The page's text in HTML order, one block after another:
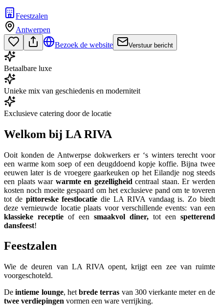
Feestzalen
Antwerpen
Bezoek de website
Verstuur bericht
Betaalbare luxe
Unieke mix van geschiedenis en moderniteit
Exclusieve catering door de locatie
Welkom bij LA RIVA
Ooit konden de Antwerpse dokwerkers er ‘s winters terecht voor
een warme kom soep of een deugddoend kopje koffie. Bijna twee
eeuwen later is de vroegere gaarkeuken op het Eilandje nog steeds
een plaats waar warmte en gezelligheid centraal staan. Er werden
kosten noch moeite gespaard om het exclusieve pand om te toveren
tot de pittoreske feestlocatie die LA RIVA vandaag is. Zo biedt
deze vernieuwde locatie plaats voor verschillende events: van een
klassieke receptie of een smaakvol diner, tot een spetterend
dansfeest!
Feestzalen
Wie de deuren van LA RIVA opent, krijgt een zee van ruimte
voorgeschoteld.
Deintieme lounge, hetbrede terras van 300 vierkante meter en de
twee verdiepingen vormen een ware verrijking.